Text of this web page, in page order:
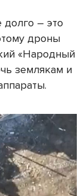
– это
дроны
«Народный
землякам и